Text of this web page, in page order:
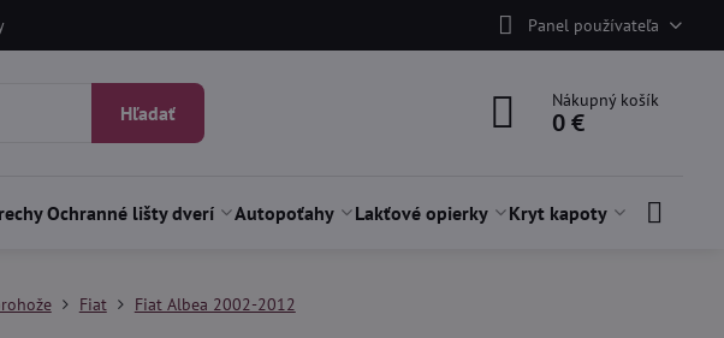
Panel používateľa
Hľadať
Nákupný košík
0 €
Ochranné lišty dverí Autopoťahy Lakťové opierky Kryt kapoty
Fiat Fiat Albea 2002-2012